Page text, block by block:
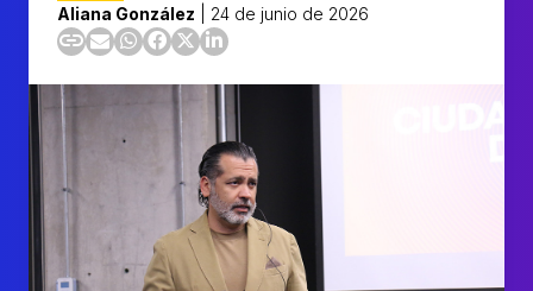
Aliana González 24 de junio de 2026